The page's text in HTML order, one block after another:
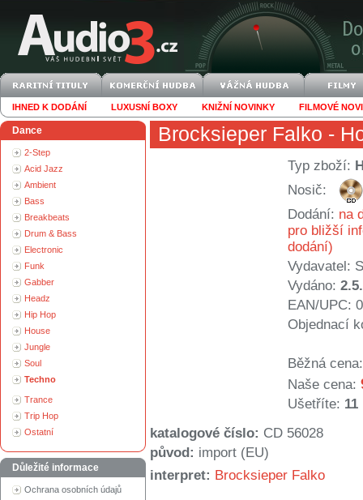
IHNED K DODÁNÍ LUXUSNÍ BOXY KNIŽNÍ NOVINKY FILMOVÉ
Dance
2-Step
Acid Jazz
Ambient
Bass
Breakbeats
Drum & Bass
Electronic
Funk
Gabber
Headz
Hip Hop
House
Jungle
Soul
Techno
Trance
Trip Hop
Ostatní
Důležité informace
Ochrana osobních údajů
Brocksieper Falko -
Typ zboží:
Nosič:
Dodání: na
pro bližší
dodání)
Vydavatel:
Vydáno:
EAN/UPC:
Objednací
Běžná cena:
Naše cena:
Ušetříte: 11
katalogové číslo: CD 56028
původ: import (EU)
interpret: Brocksieper Falko